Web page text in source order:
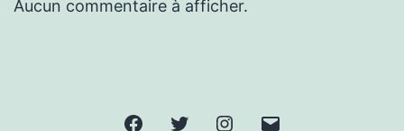
Aucun commentaire à afficher.
FacebookTwitter Instagram